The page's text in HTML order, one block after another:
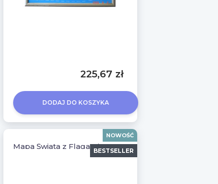
225,67 zł
DODAJ DO KOSZYKA
Mapa Świata z Flagami Montessori
NOWOŚĆ
BESTSELLER